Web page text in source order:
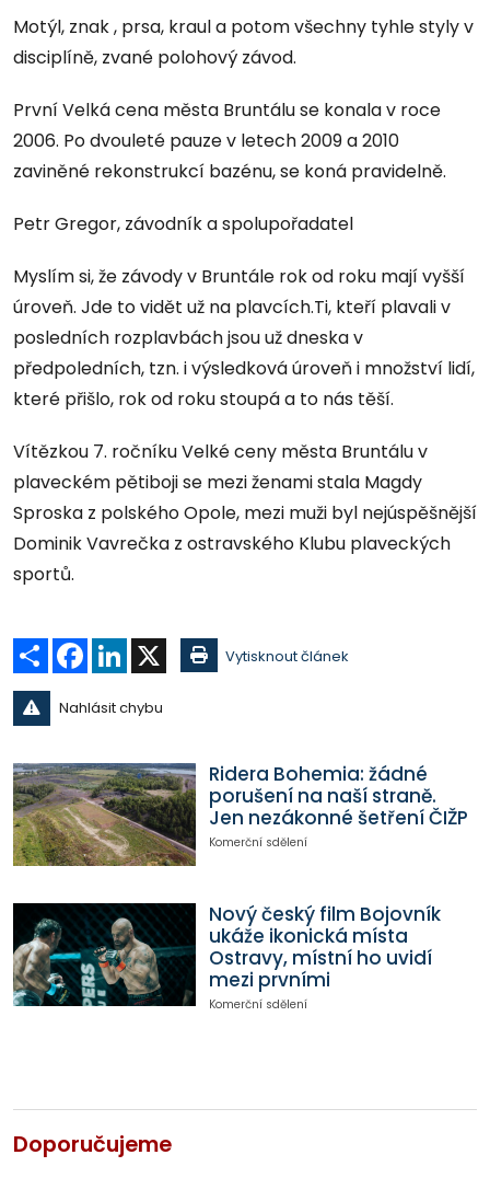
Motýl, znak , prsa, kraul a potom všechny tyhle styly v
disciplíně, zvané polohový závod.
První Velká cena města Bruntálu se konala v roce
2006. Po dvouleté pauze v letech 2009 a 2010
zaviněné rekonstrukcí bazénu, se koná pravidelně.
Petr Gregor, závodník a spolupořadatel
Myslím si, že závody v Bruntále rok od roku mají vyšší
úroveň. Jde to vidět už na plavcích.Ti, kteří plavali v
posledních rozplavbách jsou už dneska v
předpoledních, tzn. i výsledková úroveň i množství lidí,
které přišlo, rok od roku stoupá a to nás těší.
Vítězkou 7. ročníku Velké ceny města Bruntálu v
plaveckém pětiboji se mezi ženami stala Magdy
Sproska z polského Opole, mezi muži byl nejúspěšnější
Dominik Vavrečka z ostravského Klubu plaveckých
sportů.
Sdílet Facebook
LinkedIn Vytisknout článek
Nahlásit chybu
Ridera Bohemia: žádné
porušení na naší straně.
Jen nezákonné šetření ČIŽP
Komerční sdělení
Nový český film Bojovník
ukáže ikonická místa
Ostravy, místní ho uvidí
mezi prvními
Komerční sdělení
Doporučujeme